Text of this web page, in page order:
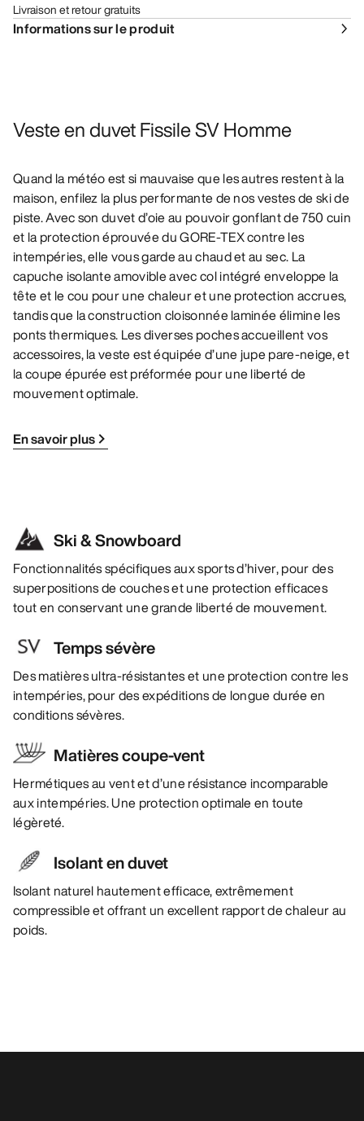
Livraison et retour gratuits
Informations sur le produit
Veste en duvet Fissile SV Homme
Quand la météo est si mauvaise que les autres restent à la
maison, enfilez la plus performante de nos vestes de ski de
piste. Avec son duvet d’oie au pouvoir gonflant de 750 cuin
et la protection éprouvée du GORE-TEX contre les
intempéries, elle vous garde au chaud et au sec. La
capuche isolante amovible avec col intégré enveloppe la
tête et le cou pour une chaleur et une protection accrues,
tandis que la construction cloisonnée laminée élimine les
ponts thermiques. Les diverses poches accueillent vos
accessoires, la veste est équipée d’une jupe pare-neige, et
la coupe épurée est préformée pour une liberté de
mouvement optimale.
En savoir plus
Ski & Snowboard
Fonctionnalités spécifiques aux sports d’hiver, pour des
superpositions de couches et une protection efficaces
tout en conservant une grande liberté de mouvement.
Temps sévère
Des matières ultra-résistantes et une protection contre les
intempéries, pour des expéditions de longue durée en
conditions sévères.
Matières coupe-vent
Hermétiques au vent et d’une résistance incomparable
aux intempéries. Une protection optimale en toute
légèreté.
Isolant en duvet
Isolant naturel hautement efficace, extrêmement
compressible et offrant un excellent rapport de chaleur au
poids.